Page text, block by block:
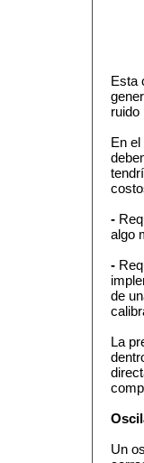
Esta
ruido
En
-
algo
-
de
La
Un